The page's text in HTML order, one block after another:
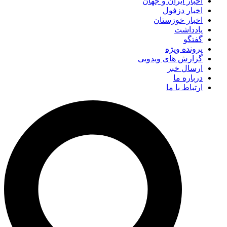
اخبار دزفول
اخبار خوزستان
یادداشت
گفتگو
پرونده ویژه
گزارش های ویدویی
ارسال خبر
درباره ما
ارتباط با ما